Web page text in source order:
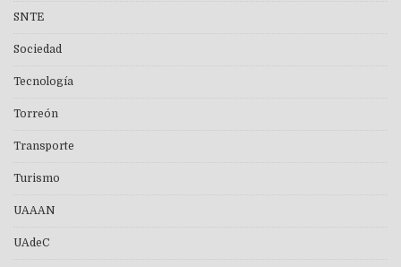
SNTE
Sociedad
Tecnología
Torreón
Transporte
Turismo
UAAAN
UAdeC